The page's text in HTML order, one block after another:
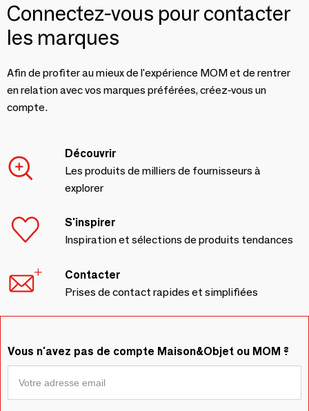
Connectez-vous pour contacter
les marques
Afin de profiter au mieux de l'expérience MOM et de rentrer
en relation avec vos marques préférées, créez-vous un
compte.
Découvrir
Les produits de milliers de fournisseurs à
explorer
S'inspirer
Inspiration et sélections de produits tendances
Contacter
Prises de contact rapides et simplifiées
Vous n'avez pas de compte Maison&Objet ou MOM ?